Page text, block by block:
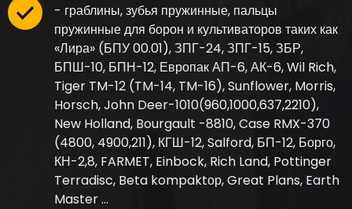
- граблины, зубья пружинные, пальцы
пружинные для борон и культиваторов таких как
«Лира» (БПУ 00.01), ЗПГ-24, ЗПГ-15, ЗБР,
БПШ-10, БПН-12, Европак АП-6, АК-6, Wil Rich,
Tiger TM-12 (TM-14, TM-16), Sunflower, Morris,
Horsch, John Deer-1010(960,1000,637,2210),
New Holland, Bourgault -8810, Case RMX-370
(4800, 4900,211), КГШ-12, Salford, БП-12, Борго,
КН-2,8, FARMET, Einbock, Rich Land, Pottinger
Terradisc, Beta kompaktор, Great Plans, Earth
Master …